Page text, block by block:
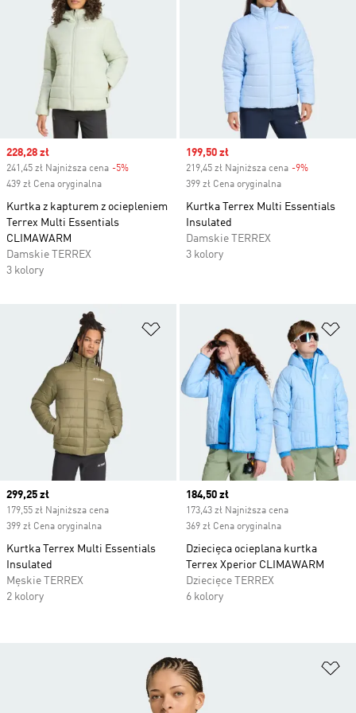
Sale price
228,28 zł
241,45 zł Najniższa cena -5%
439 zł Cena oryginalna
Kurtka z kapturem z ociepleniem
Terrex Multi Essentials
CLIMAWARM
Damskie TERREX
3 kolory
Sale price
199,50 zł
219,45 zł Najniższa cena -9%
399 zł Cena oryginalna
Kurtka Terrex Multi Essentials
Insulated
Damskie TERREX
3 kolory
Dodaj do listy życzeń
Current price
299,25 zł
179,55 zł Najniższa cena
399 zł Cena oryginalna
Kurtka Terrex Multi Essentials
Insulated
Męskie TERREX
2 kolory
Current price
184,50 zł
173,43 zł Najniższa cena
369 zł Cena oryginalna
Dziecięca ocieplana kurtka
Terrex Xperior CLIMAWARM
Dziecięce TERREX
6 kolory